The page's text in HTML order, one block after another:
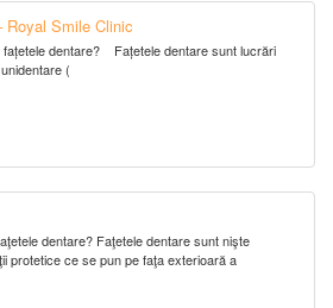
Royal Smile Clinic
fațetele dentare? Fațetele dentare sunt lucrări
(
dentare? Faţetele dentare sunt nişte
protetice ce se pun pe faţa exterioară a